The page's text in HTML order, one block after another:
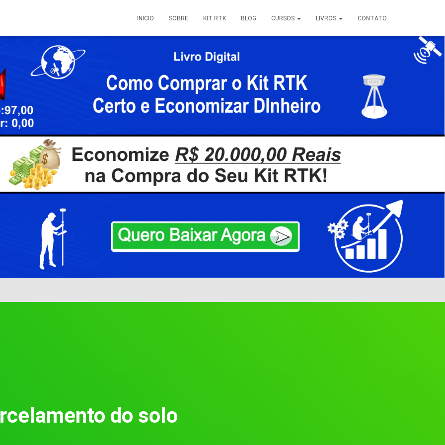
INICIO SOBRE KIT RTK BLOG CURSOS LIVROS CONTATO
do solo